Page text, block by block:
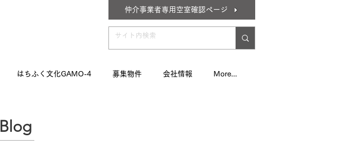
仲介事業者専用空室確認ページ
はちふく文化GAMO-4 募集物件 会社情報 More...
Blog